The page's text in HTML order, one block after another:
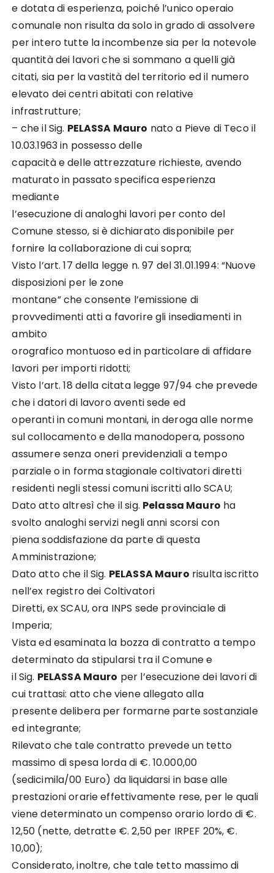
e dotata di esperienza, poiché l’unico operaio
comunale non risulta da solo in grado di assolvere
per intero tutte la incombenze sia per la notevole
quantità dei lavori che si sommano a quelli già
citati, sia per la vastità del territorio ed il numero
elevato dei centri abitati con relative
infrastrutture;
– che il Sig. PELASSA Mauro nato a Pieve di Teco il
10.03.1963 in possesso delle
capacità e delle attrezzature richieste, avendo
maturato in passato specifica esperienza
mediante
l’esecuzione di analoghi lavori per conto del
Comune stesso, si è dichiarato disponibile per
fornire la collaborazione di cui sopra;
Visto l’art. 17 della legge n. 97 del 31.01.1994: “Nuove
disposizioni per le zone
montane” che consente l’emissione di
provvedimenti atti a favorire gli insediamenti in
ambito
orografico montuoso ed in particolare di affidare
lavori per importi ridotti;
Visto l’art. 18 della citata legge 97/94 che prevede
che i datori di lavoro aventi sede ed
operanti in comuni montani, in deroga alle norme
sul collocamento e della manodopera, possono
assumere senza oneri previdenziali a tempo
parziale o in forma stagionale coltivatori diretti
residenti negli stessi comuni iscritti allo SCAU;
Dato atto altresì che il sig. Pelassa Mauro ha
svolto analoghi servizi negli anni scorsi con
piena soddisfazione da parte di questa
Amministrazione;
Dato atto che il Sig. PELASSA Mauro risulta iscritto
nell’ex registro dei Coltivatori
Diretti, ex SCAU, ora INPS sede provinciale di
Imperia;
Vista ed esaminata la bozza di contratto a tempo
determinato da stipularsi tra il Comune e
il Sig. PELASSA Mauro per l’esecuzione dei lavori di
cui trattasi: atto che viene allegato alla
presente delibera per formarne parte sostanziale
ed integrante;
Rilevato che tale contratto prevede un tetto
massimo di spesa lorda di €. 10.000,00
(sedicimila/00 Euro) da liquidarsi in base alle
prestazioni orarie effettivamente rese, per le quali
viene determinato un compenso orario lordo di €.
12,50 (nette, detratte €. 2,50 per IRPEF 20%, €.
10,00);
Considerato, inoltre, che tale tetto massimo di